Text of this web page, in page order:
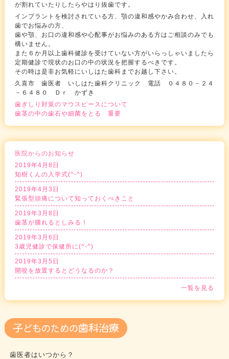
が割れていたりしたらやはり抜歯です。
インプラントを検討されている方、顎の違和感やかみ合わせ、入れ
歯でお悩みの方、
歯や顎、お口の違和感や心配事がお悩みのある方はご相談のみでも
構いません。
また６か月以上歯科健診を受けていない方がいらっしゃいましたら
定期健診で現状のお口の中の状況を把握するべきです。
その時は是非お気軽にいしはた歯科までお越し下さい。
久喜市 歯医者 いしはた歯科クリニック 電話 ０４８０－２４
－６４８０ Ｄｒ かずき
歯ぎしり対策のマウスピースについて
歯茎の中の歯石や細菌をとる 重要
医院からのお知らせ
2019年4月8日
知樹くんの入学式(^-^)
2019年4月3日
緊張型頭痛について知っておくべきこと
2019年3月8日
歯茎が腫れるとしみる！
2019年3月6日
3歳児健診で保健所に(^-^)
2019年3月5日
開咬を放置するとどうなるのか？
一覧を見る
歯医者はいつから？